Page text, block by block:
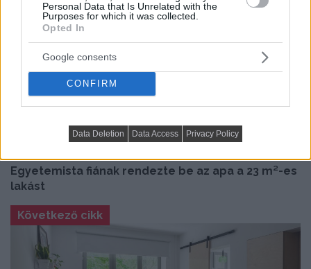
Personal Data that Is Unrelated with the
Purposes for which it was collected.
Opted In
Google consents
CONFIRM
Data Deletion Data Access Privacy Policy
Előző cikk
Egyetemista fiának rendezte be az apa a 23 m²-es
lakást
Következő cikk